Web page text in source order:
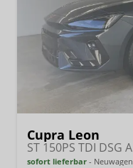
Cupra Leon
sofort lieferbar Neuwagen